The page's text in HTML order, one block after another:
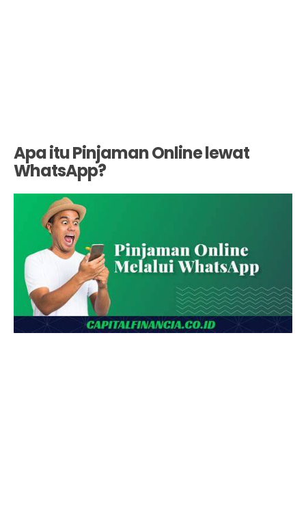
Apa itu Pinjaman Online lewat
WhatsApp?